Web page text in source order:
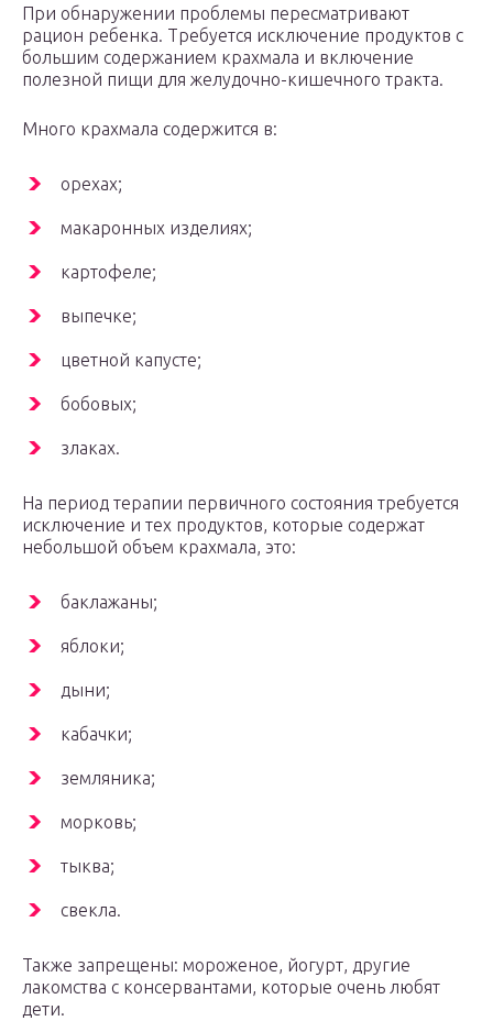
При обнаружении проблемы пересматривают
рацион ребенка. Требуется исключение продуктов с
большим содержанием крахмала и включение
полезной пищи для желудочно-кишечного тракта.
Много крахмала содержится в:
орехах;
макаронных изделиях;
картофеле;
выпечке;
цветной капусте;
бобовых;
злаках.
На период терапии первичного состояния требуется
исключение и тех продуктов, которые содержат
небольшой объем крахмала, это:
баклажаны;
яблоки;
дыни;
кабачки;
земляника;
морковь;
тыква;
свекла.
Также запрещены: мороженое, йогурт, другие
лакомства с консервантами, которые очень любят
дети.